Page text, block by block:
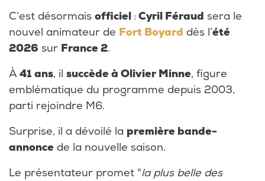
C’est désormais officiel : Cyril Féraud sera le
nouvel animateur de Fort Boyard dès l’été
2026 sur France 2.
À41 ans, il succède à Olivier Minne, figure
emblématique du programme depuis 2003,
parti rejoindre M6.
Surprise, il a dévoilé la première bande-
annonce de la nouvelle saison.
Le présentateur promet "la plus belle des